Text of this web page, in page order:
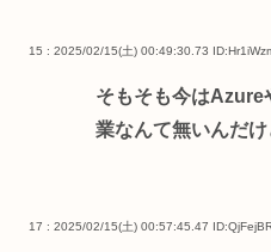
15 : 2025/02/15(土) 00:49:30.73
そもそも今はAzure
業なんて無いんだ
17 : 2025/02/15(土) 00:57:45.47